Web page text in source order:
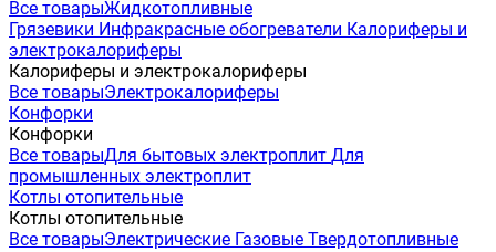
Все товарыЖидкотопливные
Грязевики Инфракрасные обогреватели Калориферы и
электрокалориферы
Калориферы и электрокалориферы
Все товарыЭлектрокалориферы
Конфорки
Конфорки
Все товарыДля бытовых электроплит Для
промышленных электроплит
Котлы отопительные
Котлы отопительные
Все товарыЭлектрические Газовые Твердотопливные